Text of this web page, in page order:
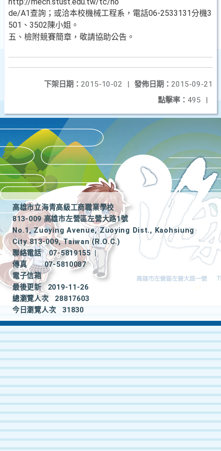
de/A1查詢；或洽本校機械工程系，電話06-2533131分機3
501、3502陳小姐。
五、檢附競賽簡章，敬請協助公告。
發佈日期： 2015-09-21
下架日期： 2015-10-02
|
點擊率： 495 |
高雄市立海青高級工商職業學校
813-009 高雄市左營區左營大路1號
No.1, Zuoying Avenue, Zuoying Dist., Kaohsiung
City 813-009, Taiwan (R.O.C.)
聯絡電話
07-5819155
|
傳真
07-5810087
電子信箱
最後更新
2019-11-26
總瀏覽人次
28817603
今日瀏覽人次
31830